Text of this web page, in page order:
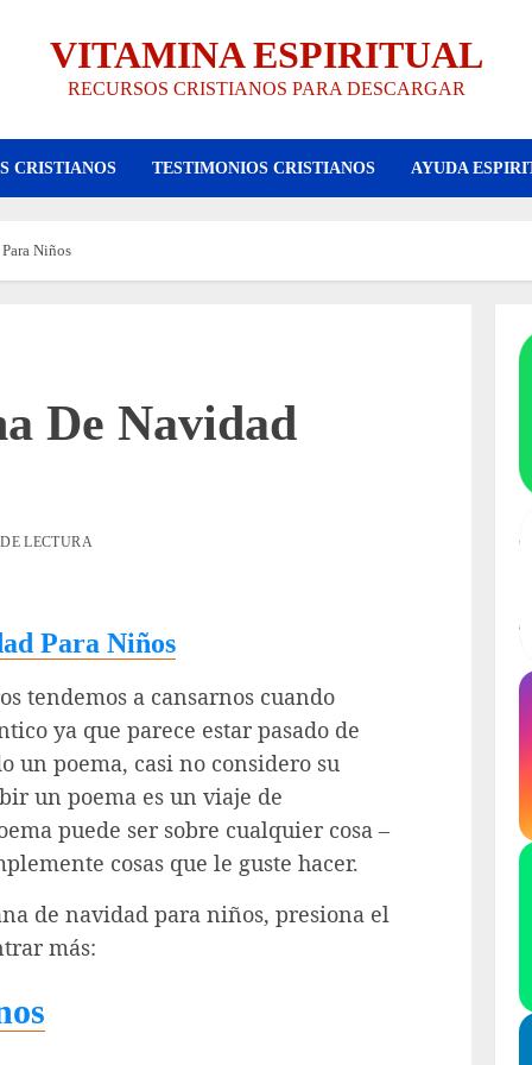
VITAMINA ESPIRITUAL
RECURSOS CRISTIANOS PARA DESCARGAR
CRISTIANOS TESTIMONIOS CRISTIANOS AYUDA
Niños
De Navidad
LECTURA
Para Niños
tendemos a cansarnos cuando
ya que parece estar pasado de
un poema, casi no considero su
un poema es un viaje de
puede ser sobre cualquier cosa –
cosas que le guste hacer.
de navidad para niños, presiona el
más: